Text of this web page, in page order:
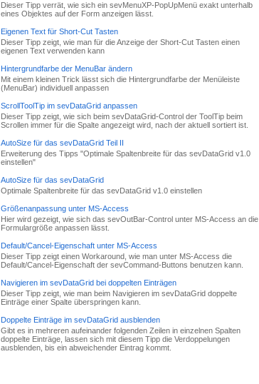
Dieser Tipp verrät, wie sich ein sevMenuXP-PopUpMenü exakt unterhalb
eines Objektes auf der Form anzeigen lässt.
Eigenen Text für Short-Cut Tasten
Dieser Tipp zeigt, wie man für die Anzeige der Short-Cut Tasten einen
eigenen Text verwenden kann
Hintergrundfarbe der MenuBar ändern
Mit einem kleinen Trick lässt sich die Hintergrundfarbe der Menüleiste
(MenuBar) individuell anpassen
ScrollToolTip im sevDataGrid anpassen
Dieser Tipp zeigt, wie sich beim sevDataGrid-Control der ToolTip beim
Scrollen immer für die Spalte angezeigt wird, nach der aktuell sortiert ist.
AutoSize für das sevDataGrid Teil II
Erweiterung des Tipps "Optimale Spaltenbreite für das sevDataGrid v1.0
einstellen"
AutoSize für das sevDataGrid
Optimale Spaltenbreite für das sevDataGrid v1.0 einstellen
Größenanpassung unter MS-Access
Hier wird gezeigt, wie sich das sevOutBar-Control unter MS-Access an die
Formulargröße anpassen lässt.
Default/Cancel-Eigenschaft unter MS-Access
Dieser Tipp zeigt einen Workaround, wie man unter MS-Access die
Default/Cancel-Eigenschaft der sevCommand-Buttons benutzen kann.
Navigieren im sevDataGrid bei doppelten Einträgen
Dieser Tipp zeigt, wie man beim Navigieren im sevDataGrid doppelte
Einträge einer Spalte überspringen kann.
Doppelte Einträge im sevDataGrid ausblenden
Gibt es in mehreren aufeinander folgenden Zeilen in einzelnen Spalten
doppelte Einträge, lassen sich mit diesem Tipp die Verdoppelungen
ausblenden, bis ein abweichender Eintrag kommt.